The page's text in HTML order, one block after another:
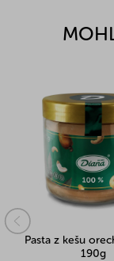
Pasta z kešu
190g